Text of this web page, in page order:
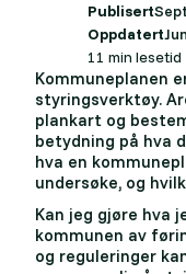
Publisert
Oppdatert
11 min lesetid
Kommuneplanen
styringsverktøy.
plankart og
betydning på hva
hva en
undersøke, og
Kan jeg gjøre hva
kommunen av
og reguleringer